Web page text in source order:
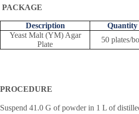
PACKAGE
Description Quantity
Yeast Malt (YM) Agar
Plate
50 plates/
PROCEDURE
Suspend 41.0 G of powder in 1 L of